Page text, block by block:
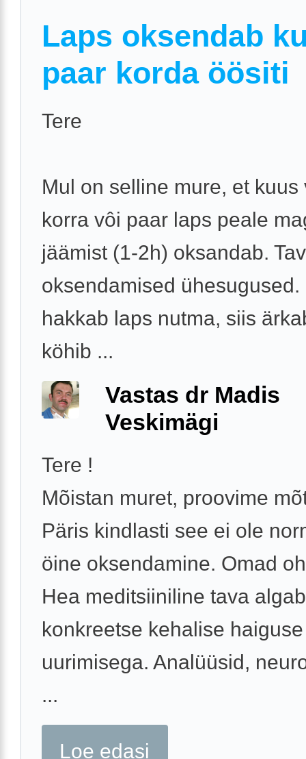
Laps oksendab
paar korda öösiti
Tere
Mul on selline mure, et kuus
korra vôi paar laps peale
jäämist (1-2h) oksandab.
oksendamised
hakkab laps nutma, siis
köhib ...
Vastas dr Madis
Veskimägi
Tere !
Mõistan muret, proovime
Päris kindlasti see ei ole
öine oksendamine. Omad
Hea meditsiiniline tava algab
konkreetse kehalise haiguse
uurimisega. Analüüsid,
...
Loe edasi